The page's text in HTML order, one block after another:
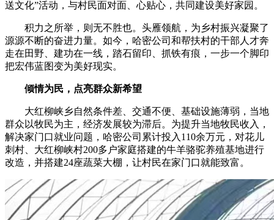
送文化”活动，与村民面对面、心贴心，共同建设美好家园。
积力之所举，则无不胜也。头雁领航，为乡村振兴凝聚了
源源不断的奋进力量。如今，哈密公司和帮扶村的干部人才奔
走在田野、建功在一线，踏石留印、抓铁有痕，一步一个脚印
把宏伟蓝图变为美好现实。
倾情为民，点亮群众新希望
大红柳峡乡自然条件差、交通不便、基础设施薄弱，当地
群众以牧民为主，经济发展较为滞后。为提升当地牧民收入，
解决家门口就业问题，哈密公司累计投入110余万元，对花儿
刺村、大红柳峡村200多户家庭搭建的牛羊骆驼养殖基地进行
改造，并搭建24座蔬菜大棚，让村民在家门口就能致富。